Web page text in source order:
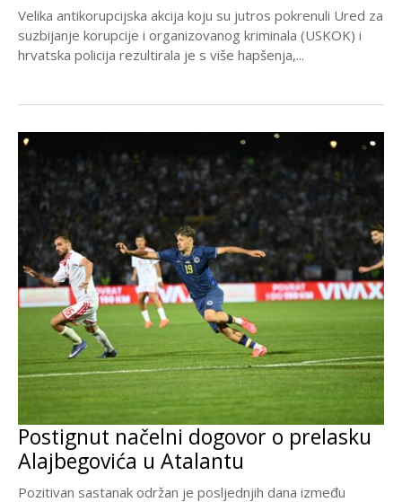
Velika antikorupcijska akcija koju su jutros pokrenuli Ured za
suzbijanje korupcije i organizovanog kriminala (USKOK) i
hrvatska policija rezultirala je s više hapšenja,...
Postignut načelni dogovor o prelasku
Alajbegovića u Atalantu
Pozitivan sastanak održan je posljednjih dana između